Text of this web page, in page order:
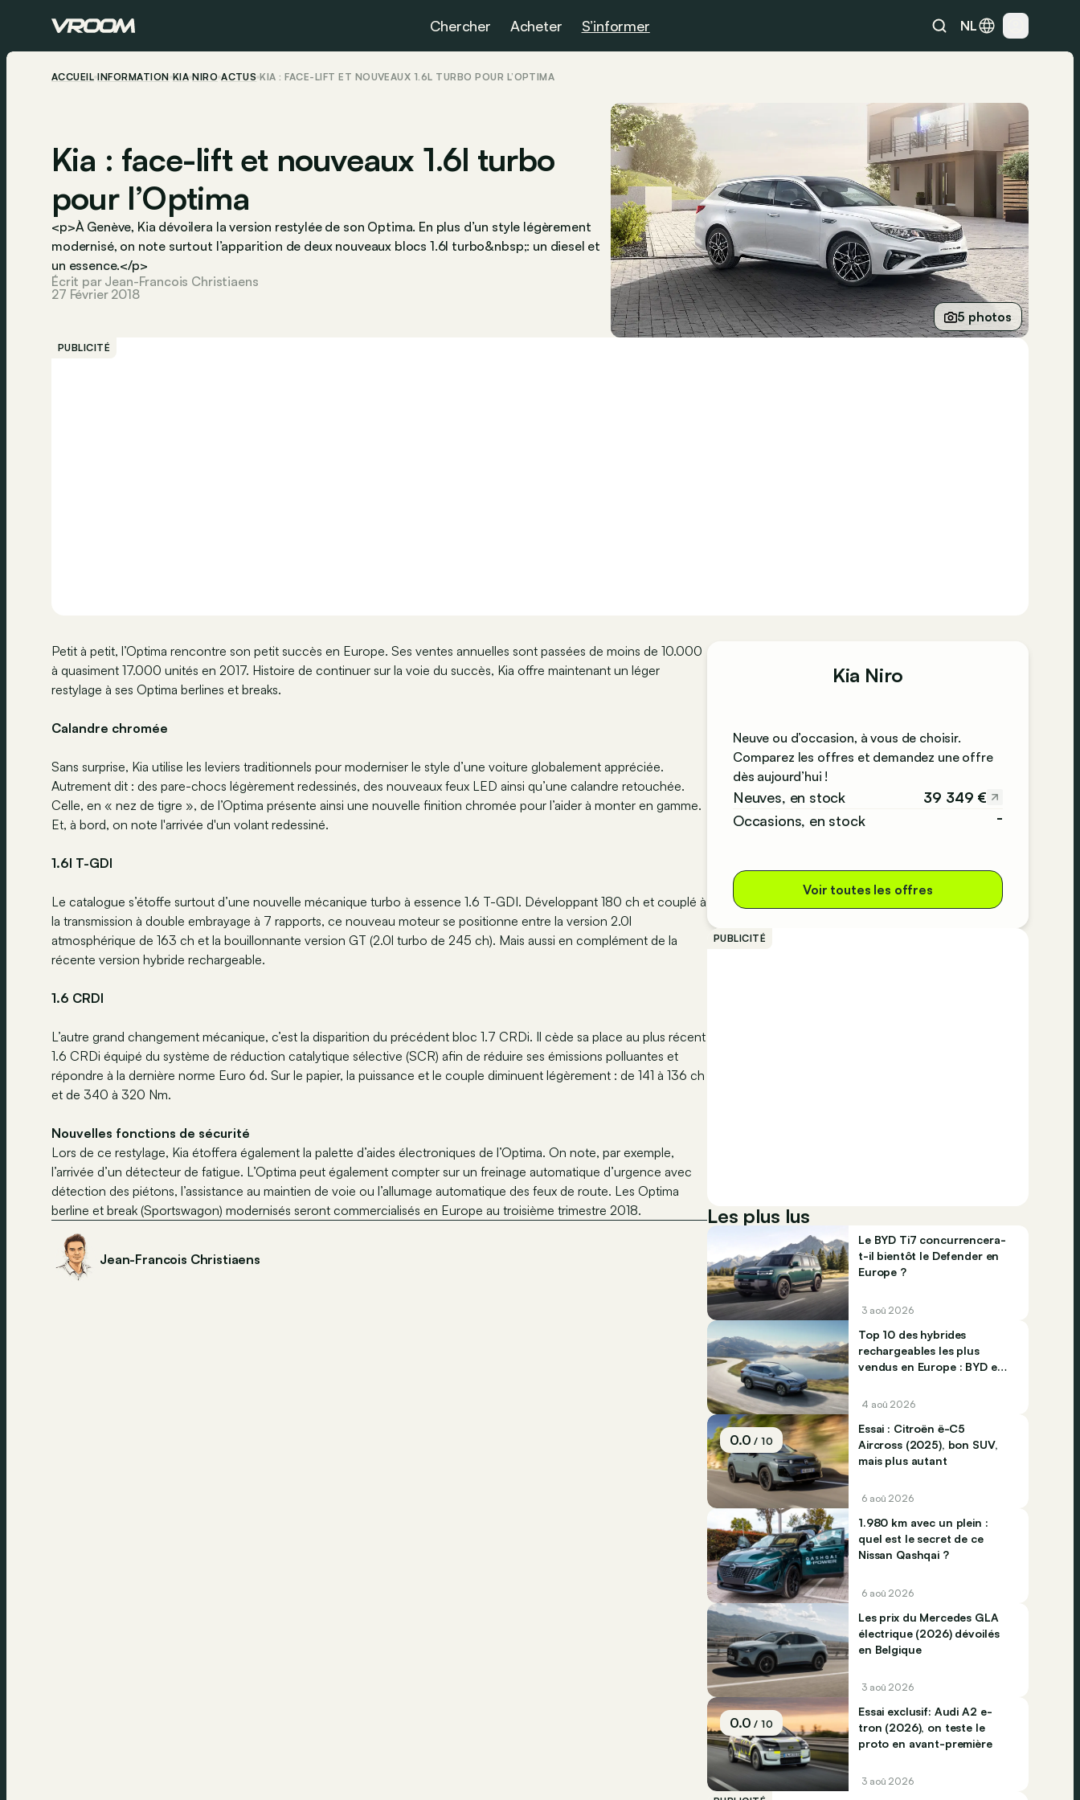
Chercher Acheter S’informer NL
ACCUEIL INFORMATION KIA NIRO ACTUS KIA : FACE-LIFT ET NOUVEAUX 1.6L TURBO POUR L’OPTIMA
Kia : face-lift et nouveaux 1.6l turbo
pour l’Optima
<p>À Genève, Kia dévoilera la version restylée de son Optima. En plus d’un style légèrement
modernisé, on note surtout l’apparition de deux nouveaux blocs 1.6l turbo&nbsp;: un diesel et
un essence.</p>
Écrit par Jean-Francois Christiaens
27 Février 2018
5 photos
PUBLICITÉ
Petit à petit, l’Optima rencontre son petit succès en Europe. Ses ventes annuelles sont passées de moins de 10.000
à quasiment 17.000 unités en 2017. Histoire de continuer sur la voie du succès, Kia offre maintenant un léger
restylage à ses Optima berlines et breaks.
Calandre chromée
Sans surprise, Kia utilise les leviers traditionnels pour moderniser le style d’une voiture globalement appréciée.
Autrement dit : des pare-chocs légèrement redessinés, des nouveaux feux LED ainsi qu’une calandre retouchée.
Celle, en « nez de tigre », de l’Optima présente ainsi une nouvelle finition chromée pour l’aider à monter en gamme.
Et, à bord, on note l'arrivée d'un volant redessiné.
1.6l T-GDI
Le catalogue s’étoffe surtout d’une nouvelle mécanique turbo à essence 1.6 T-GDI. Développant 180 ch et couplé à
la transmission à double embrayage à 7 rapports, ce nouveau moteur se positionne entre la version 2.0l
atmosphérique de 163 ch et la bouillonnante version GT (2.0l turbo de 245 ch). Mais aussi en complément de la
récente version hybride rechargeable.
1.6 CRDI
L’autre grand changement mécanique, c’est la disparition du précédent bloc 1.7 CRDi. Il cède sa place au plus récent
1.6 CRDi équipé du système de réduction catalytique sélective (SCR) afin de réduire ses émissions polluantes et
répondre à la dernière norme Euro 6d. Sur le papier, la puissance et le couple diminuent légèrement : de 141 à 136 ch
et de 340 à 320 Nm.
Nouvelles fonctions de sécurité
Lors de ce restylage, Kia étoffera également la palette d’aides électroniques de l’Optima. On note, par exemple,
l’arrivée d’un détecteur de fatigue. L’Optima peut également compter sur un freinage automatique d’urgence avec
détection des piétons, l’assistance au maintien de voie ou l’allumage automatique des feux de route. Les Optima
berline et break (Sportswagon) modernisés seront commercialisés en Europe au troisième trimestre 2018.
Jean-Francois Christiaens
Kia Niro
Neuve ou d’occasion, à vous de choisir.
Comparez les offres et demandez une offre
dès aujourd’hui !
Neuves, en stock
39 349 €
Occasions, en stock
-
Voir toutes les offres
PUBLICITÉ
Les plus lus
Le BYD Ti7 concurrencera-
t-il bientôt le Defender en
Europe ?
3 aoû 2026
Top 10 des hybrides
rechargeables les plus
vendus en Europe : BYD et
4 aoû 2026
0.0/ 10
Essai : Citroën ë-C5
Aircross (2025), bon SUV,
mais plus autant
6 aoû 2026
1.980 km avec un plein :
quel est le secret de ce
Nissan Qashqai ?
6 aoû 2026
Les prix du Mercedes GLA
électrique (2026) dévoilés
en Belgique
3 aoû 2026
0.0/ 10
Essai exclusif: Audi A2 e-
tron (2026), on teste le
proto en avant-première
3 aoû 2026